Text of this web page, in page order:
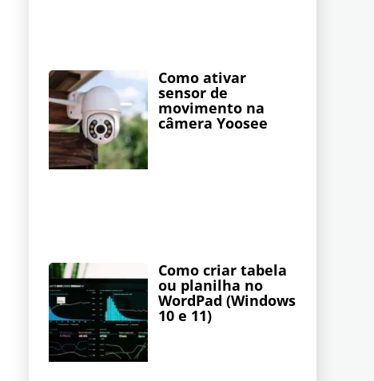
Como ativar
sensor de
movimento na
câmera Yoosee
Como criar tabela
ou planilha no
WordPad (Windows
10 e 11)